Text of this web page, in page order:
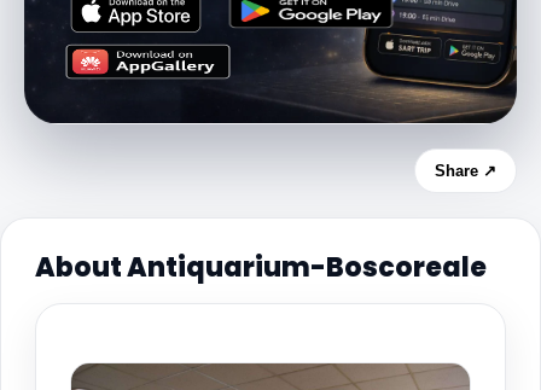
Share ↗
About Antiquarium-Boscoreale